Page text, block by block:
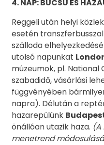
4. NAP: BÚCSÚ ÉS
Reggeli után helyi
esetén
szálloda
utolsó napunkat
múzeumok, pl. National
szabadidő, vásárlási
függvényében
napra). Délután a
hazarepülünk
önállóan utazik haza.
menetrend